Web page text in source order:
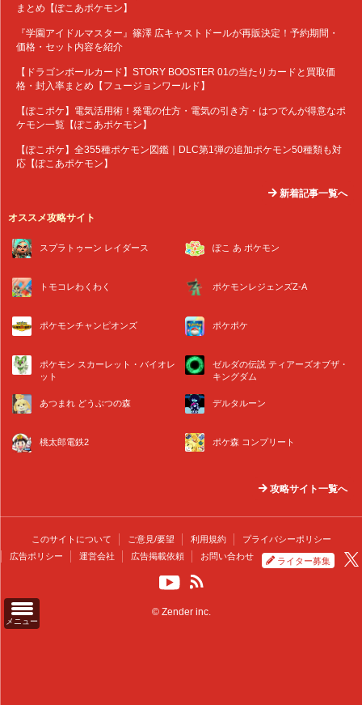
メニュー
まとめ【ぽこあポケモン】
『学園アイドルマスター』篠澤 広キャストドールが再販決定！予約期間・
価格・セット内容を紹介
【ドラゴンボールカード】STORY BOOSTER 01の当たりカードと買取価
格・封入率まとめ【フュージョンワールド】
【ぽこポケ】電気活用術！発電の仕方・電気の引き方・はつでんが得意なポ
ケモン一覧【ぽこあポケモン】
【ぽこポケ】全355種ポケモン図鑑｜DLC第1弾の追加ポケモン50種類も対
応【ぽこあポケモン】
新着記事一覧へ
オススメ攻略サイト
スプラトゥーン レイダース ぽこ あ ポケモン
トモコレわくわく ポケモンレジェンズZ-A
ポケモンチャンピオンズ ポケポケ
ポケモン スカーレット・バイオレ
ット
ゼルダの伝説 ティアーズオブザ・
キングダム
あつまれ どうぶつの森 デルタルーン
桃太郎電鉄2 ポケ森 コンプリート
攻略サイト一覧へ
このサイトについて ご意見/要望 利用規約
プライバシーポリシー
広告ポリシー
運営会社 広告掲載依頼 お問い合わせ ライター募集
© Zender inc.